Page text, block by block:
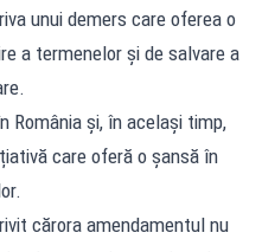
unui demers care oferea o
a termenelor și de salvare a
România și, în același timp,
care oferă o șansă în
cărora amendamentul nu